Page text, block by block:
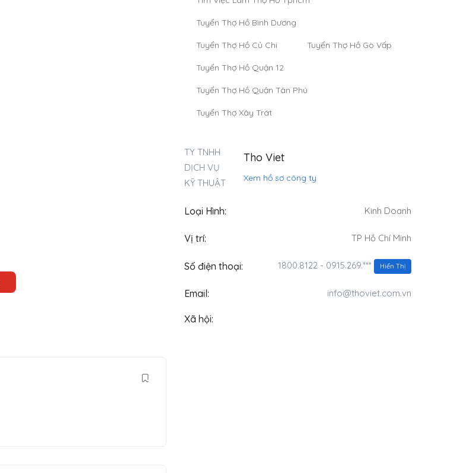
Tuyển Thợ Hồ Bình Dương
Tuyển Thợ Hồ Củ Chi Tuyển Thợ Hồ Gò Vấp
Tuyển Thợ Hồ Quận 12
Tuyển Thợ Hồ Quận Tân Phú
Tuyển Thợ Xây Trát
Tho Viet
Xem hồ sơ công ty
Loại Hình: Kinh Doanh
Vị trí: TP Hồ Chí Minh
Số điện thoại: 1800.8122 - 0915.269.*** Hiển Thị
Email: info@thoviet.com.vn
Xã hội: